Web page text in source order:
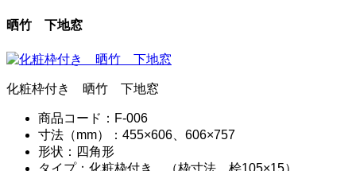
晒竹 下地窓
化粧枠付き 晒竹 下地窓
商品コード：F-006
寸法（mm）：455×606、606×757
形状：四角形
タイプ：化粧枠付き （枠寸法 桧105×15）